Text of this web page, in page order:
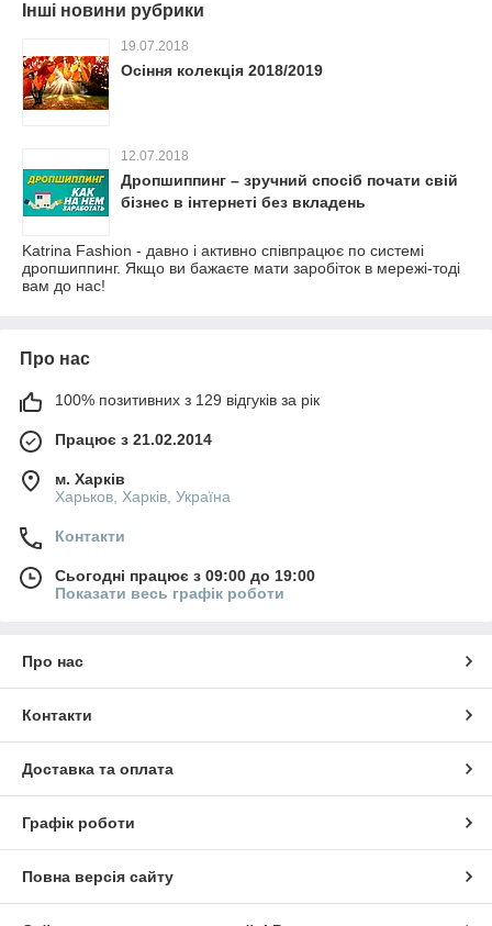
Інші новини рубрики
19.07.2018
Осіння колекція 2018/2019
12.07.2018
Дропшиппинг – зручний спосіб почати свій
бізнес в інтернеті без вкладень
Katrina Fashion - давно і активно співпрацює по системі
дропшиппинг. Якщо ви бажаєте мати заробіток в мережі-тоді
вам до нас!
Про нас
100% позитивних з 129 відгуків за рік
Працює з 21.02.2014
м. Харків
Харьков, Харків, Україна
Контакти
Сьогодні працює з 09:00 до 19:00
Показати весь графік роботи
Про нас
Контакти
Доставка та оплата
Графік роботи
Повна версія сайту